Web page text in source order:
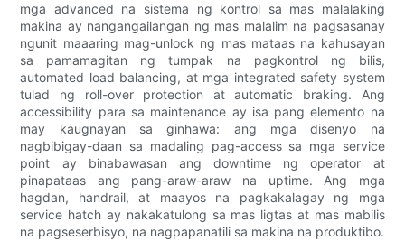
mga advanced na sistema ng kontrol sa mas malalaking
makina ay nangangailangan ng mas malalim na pagsasanay
ngunit maaaring mag-unlock ng mas mataas na kahusayan
sa pamamagitan ng tumpak na pagkontrol ng bilis,
automated load balancing, at mga integrated safety system
tulad ng roll-over protection at automatic braking. Ang
accessibility para sa maintenance ay isa pang elemento na
may kaugnayan sa ginhawa: ang mga disenyo na
nagbibigay-daan sa madaling pag-access sa mga service
point ay binabawasan ang downtime ng operator at
pinapataas ang pang-araw-araw na uptime. Ang mga
hagdan, handrail, at maayos na pagkakalagay ng mga
service hatch ay nakakatulong sa mas ligtas at mas mabilis
na pagseserbisyo, na nagpapanatili sa makina na produktibo.